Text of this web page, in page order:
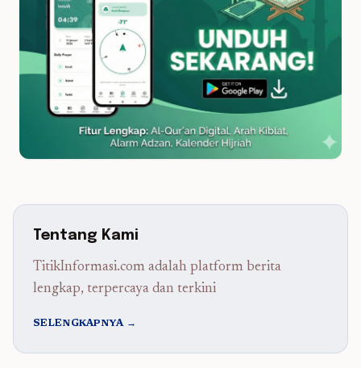
Tentang Kami
TitikInformasi.com adalah platform berita
lengkap, terpercaya dan terkini
SELENGKAPNYA →